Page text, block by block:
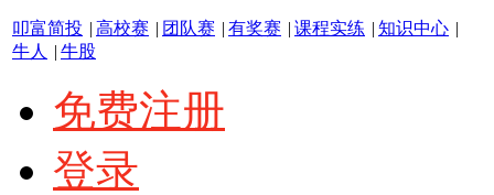
叩富简投 | 高校赛 | 团队赛 | 有奖赛 | 课程实练 | 知识中心 |
牛人
| 牛股
免费注册
登录